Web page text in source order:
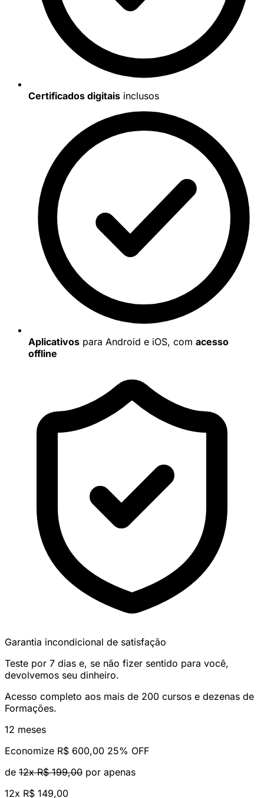
Certificados digitais inclusos
Aplicativos para Android e iOS, com acesso
offline
Garantia incondicional de satisfação
Teste por 7 dias e, se não fizer sentido para você,
devolvemos seu dinheiro.
Acesso completo aos mais de 200 cursos e dezenas de
Formações.
12 meses
Economize R$ 600,00 25% OFF
de 12x R$ 199,00 por apenas
12x R$ 149,00